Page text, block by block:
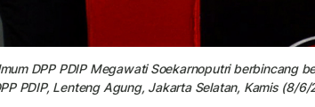
DPP PDIP Megawati Soekarnoputri berbincang
PDIP, Lenteng Agung, Jakarta Selatan, Kamis (8/6/